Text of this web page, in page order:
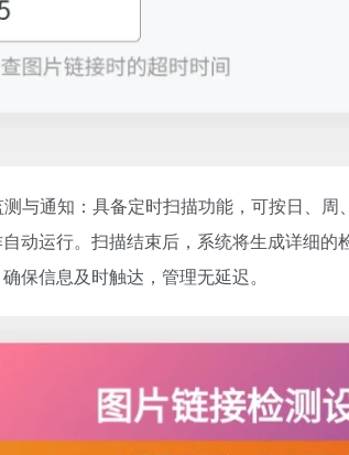
与通知：具备定时扫描功能，可按日、周
动运行。扫描结束后，系统将生成详细的
保信息及时触达，管理无延迟。